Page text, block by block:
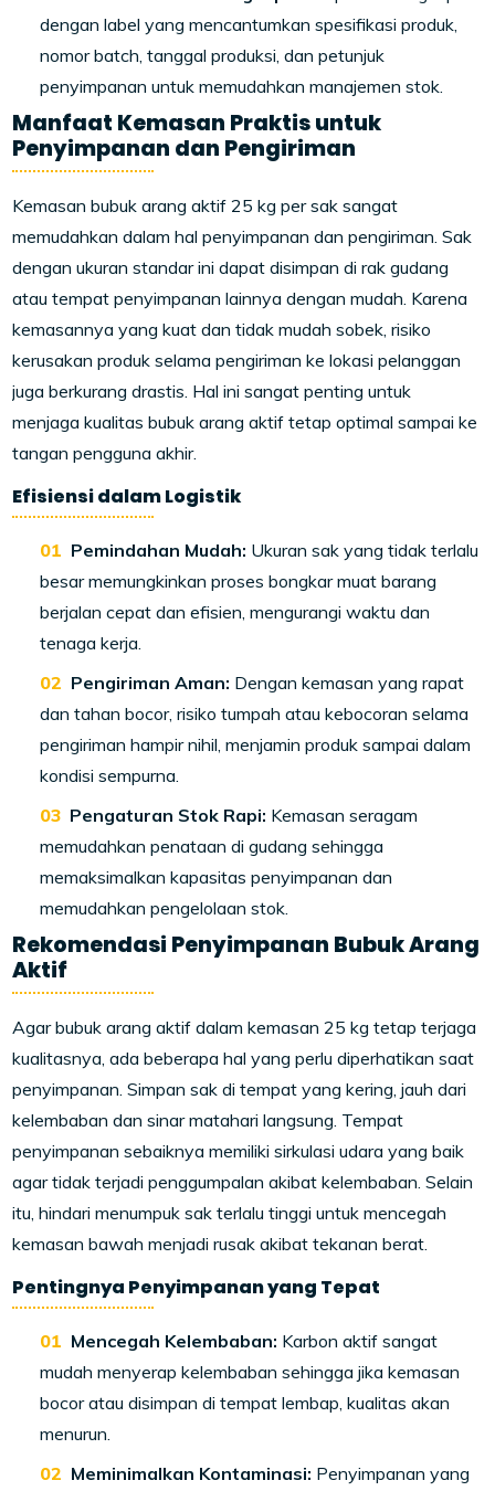
dengan label yang mencantumkan spesifikasi produk,
nomor batch, tanggal produksi, dan petunjuk
penyimpanan untuk memudahkan manajemen stok.
Manfaat Kemasan Praktis untuk
Penyimpanan dan Pengiriman
Kemasan bubuk arang aktif 25 kg per sak sangat
memudahkan dalam hal penyimpanan dan pengiriman. Sak
dengan ukuran standar ini dapat disimpan di rak gudang
atau tempat penyimpanan lainnya dengan mudah. Karena
kemasannya yang kuat dan tidak mudah sobek, risiko
kerusakan produk selama pengiriman ke lokasi pelanggan
juga berkurang drastis. Hal ini sangat penting untuk
menjaga kualitas bubuk arang aktif tetap optimal sampai ke
tangan pengguna akhir.
Efisiensi dalam Logistik
Pemindahan Mudah: Ukuran sak yang tidak terlalu
besar memungkinkan proses bongkar muat barang
berjalan cepat dan efisien, mengurangi waktu dan
tenaga kerja.
Pengiriman Aman: Dengan kemasan yang rapat
dan tahan bocor, risiko tumpah atau kebocoran selama
pengiriman hampir nihil, menjamin produk sampai dalam
kondisi sempurna.
Pengaturan Stok Rapi: Kemasan seragam
memudahkan penataan di gudang sehingga
memaksimalkan kapasitas penyimpanan dan
memudahkan pengelolaan stok.
Rekomendasi Penyimpanan Bubuk Arang
Aktif
Agar bubuk arang aktif dalam kemasan 25 kg tetap terjaga
kualitasnya, ada beberapa hal yang perlu diperhatikan saat
penyimpanan. Simpan sak di tempat yang kering, jauh dari
kelembaban dan sinar matahari langsung. Tempat
penyimpanan sebaiknya memiliki sirkulasi udara yang baik
agar tidak terjadi penggumpalan akibat kelembaban. Selain
itu, hindari menumpuk sak terlalu tinggi untuk mencegah
kemasan bawah menjadi rusak akibat tekanan berat.
Pentingnya Penyimpanan yang Tepat
Mencegah Kelembaban: Karbon aktif sangat
mudah menyerap kelembaban sehingga jika kemasan
bocor atau disimpan di tempat lembap, kualitas akan
menurun.
Meminimalkan Kontaminasi: Penyimpanan yang